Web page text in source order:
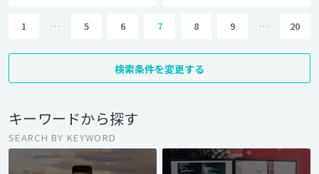
1 … 5 6 7 8 9 … 20
検索条件を変更する
キーワードから探す
SEARCH BY KEYWORD